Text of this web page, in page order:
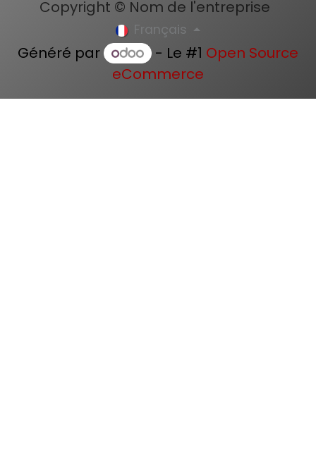
Copyright © Nom de l'entreprise
Français
Généré par - Le #1 Open Source
eCommerce